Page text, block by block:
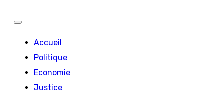
Accueil
Politique
Economie
Justice